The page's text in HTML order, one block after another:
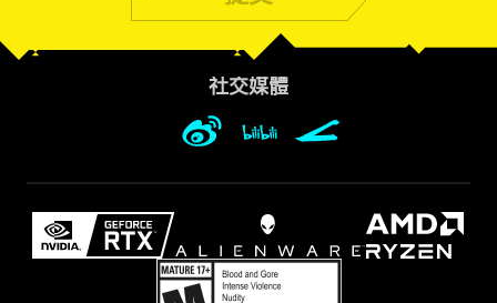
社交媒體